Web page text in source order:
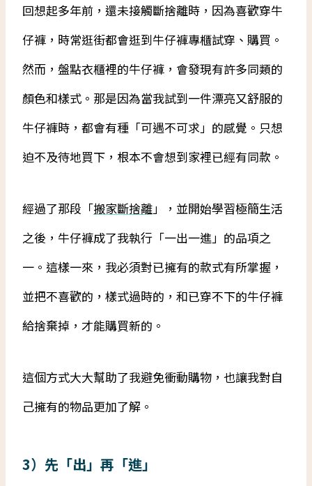
回想起多年前，還未接觸斷捨離時，因為喜歡穿牛
仔褲，時常逛街都會逛到牛仔褲專櫃試穿、購買。
然而，盤點衣櫃裡的牛仔褲，會發現有許多同類的
顏色和樣式。那是因為當我試到一件漂亮又舒服的
牛仔褲時，都會有種「可遇不可求」的感覺。只想
迫不及待地買下，根本不會想到家裡已經有同款。
經過了那段「搬家斷捨離」，並開始學習極簡生活
之後，牛仔褲成了我執行「一出一進」的品項之
一。這樣一來，我必須對已擁有的款式有所掌握，
並把不喜歡的，樣式過時的，和已穿不下的牛仔褲
給捨棄掉，才能購買新的。
這個方式大大幫助了我避免衝動購物，也讓我對自
己擁有的物品更加了解。
3）先「出」再「進」